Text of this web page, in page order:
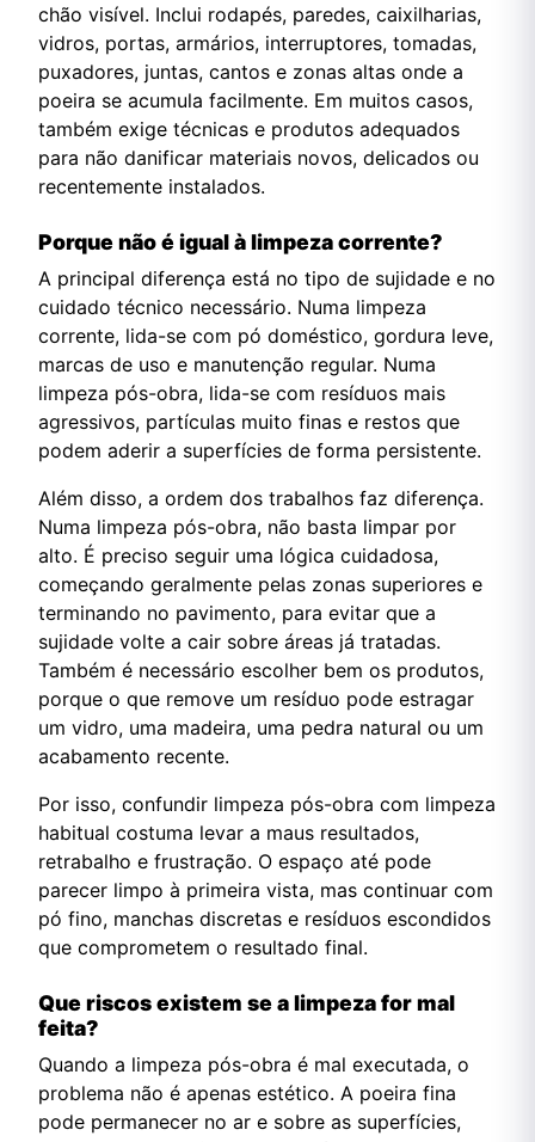
chão visível. Inclui rodapés, paredes, caixilharias,
vidros, portas, armários, interruptores, tomadas,
puxadores, juntas, cantos e zonas altas onde a
poeira se acumula facilmente. Em muitos casos,
também exige técnicas e produtos adequados
para não danificar materiais novos, delicados ou
recentemente instalados.
Porque não é igual à limpeza corrente?
A principal diferença está no tipo de sujidade e no
cuidado técnico necessário. Numa limpeza
corrente, lida-se com pó doméstico, gordura leve,
marcas de uso e manutenção regular. Numa
limpeza pós-obra, lida-se com resíduos mais
agressivos, partículas muito finas e restos que
podem aderir a superfícies de forma persistente.
Além disso, a ordem dos trabalhos faz diferença.
Numa limpeza pós-obra, não basta limpar por
alto. É preciso seguir uma lógica cuidadosa,
começando geralmente pelas zonas superiores e
terminando no pavimento, para evitar que a
sujidade volte a cair sobre áreas já tratadas.
Também é necessário escolher bem os produtos,
porque o que remove um resíduo pode estragar
um vidro, uma madeira, uma pedra natural ou um
acabamento recente.
Por isso, confundir limpeza pós-obra com limpeza
habitual costuma levar a maus resultados,
retrabalho e frustração. O espaço até pode
parecer limpo à primeira vista, mas continuar com
pó fino, manchas discretas e resíduos escondidos
que comprometem o resultado final.
Que riscos existem se a limpeza for mal
feita?
Quando a limpeza pós-obra é mal executada, o
problema não é apenas estético. A poeira fina
pode permanecer no ar e sobre as superfícies,